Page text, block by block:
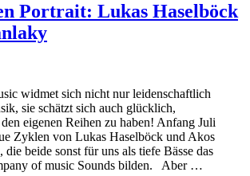
Portrait: Lukas Haselböck
widmet sich nicht nur leidenschaftlich
sie schätzt sich auch glücklich,
eigenen Reihen zu haben! Anfang Juli
Zyklen von Lukas Haselböck und Akos
beide sonst für uns als tiefe Bässe das
of music Sounds bilden. Aber …